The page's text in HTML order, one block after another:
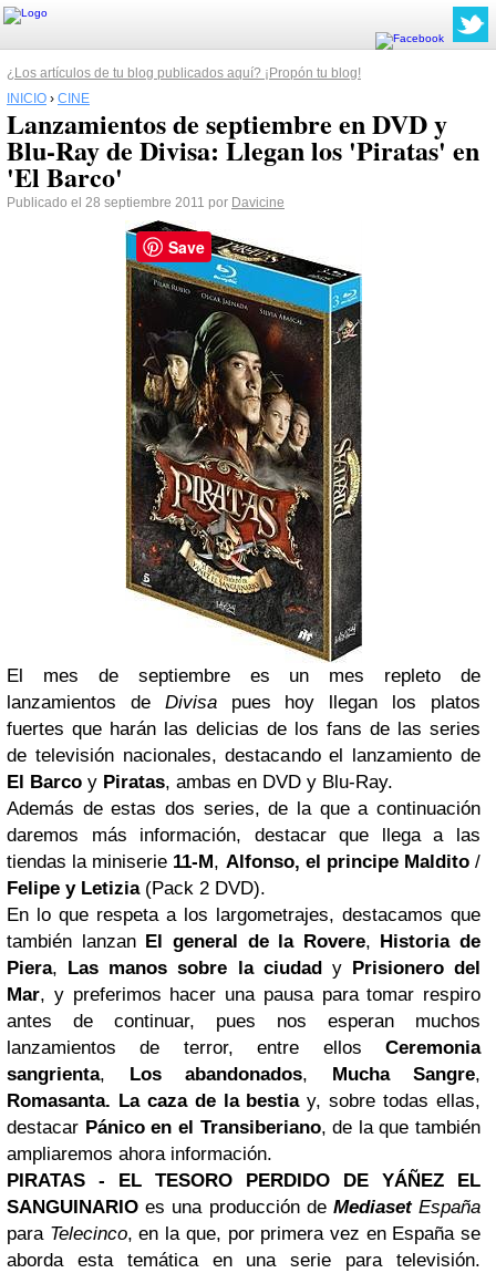
¿Los artículos de tu blog publicados aquí? ¡Propón tu blog!
INICIO › CINE
Lanzamientos de septiembre en DVD y
Blu-Ray de Divisa: Llegan los 'Piratas' en
'El Barco'
Publicado el 28 septiembre 2011 por Davicine
El mes de septiembre es un mes repleto de
lanzamientos de Divisa pues hoy llegan los platos
fuertes que harán las delicias de los fans de las series
de televisión nacionales, destacando el lanzamiento de
El Barco y Piratas, ambas en DVD y Blu-Ray.
Además de estas dos series, de la que a continuación
daremos más información, destacar que llega a las
tiendas la miniserie 11-M, Alfonso, el principe Maldito/
Felipe y Letizia(Pack 2 DVD).
En lo que respeta a los largometrajes, destacamos que
también lanzan El general de la Rovere, Historia de
Piera, Las manos sobre la ciudad yPrisionero del
Mar, y preferimos hacer una pausa para tomar respiro
antes de continuar, pues nos esperan muchos
lanzamientos de terror, entre ellos Ceremonia
sangrienta, Los abandonados, Mucha Sangre,
Romasanta. La caza de la bestiay, sobre todas ellas,
destacar Pánico en el Transiberiano, de la que también
ampliaremos ahora información.
PIRATAS - EL TESORO PERDIDO DE YÁÑEZ EL
SANGUINARIO es una producción de MediasetEspaña
para Telecinco, en la que, por primera vez en España se
aborda esta temática en una serie para televisión.
Save